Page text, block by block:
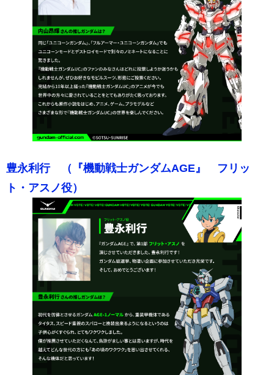
豊永利行 （『機動戦士ガンダムAGE』 フリッ
ト・アスノ役）